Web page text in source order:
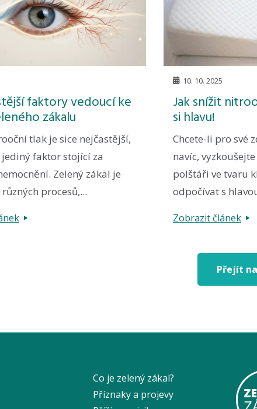
faktory vedoucí ke
zákalu
tlak je sice nejčastější,
faktor stojící za
Zelený zákal je
procesů,...
10. 10. 2025
Jak snížit
si hlavu!
Chcete-li pro své
navíc,
polštáři ve tvaru
odpočívat s
Zobrazit článek
Přejít
Co je zelený zákal?
Příznaky a projevy